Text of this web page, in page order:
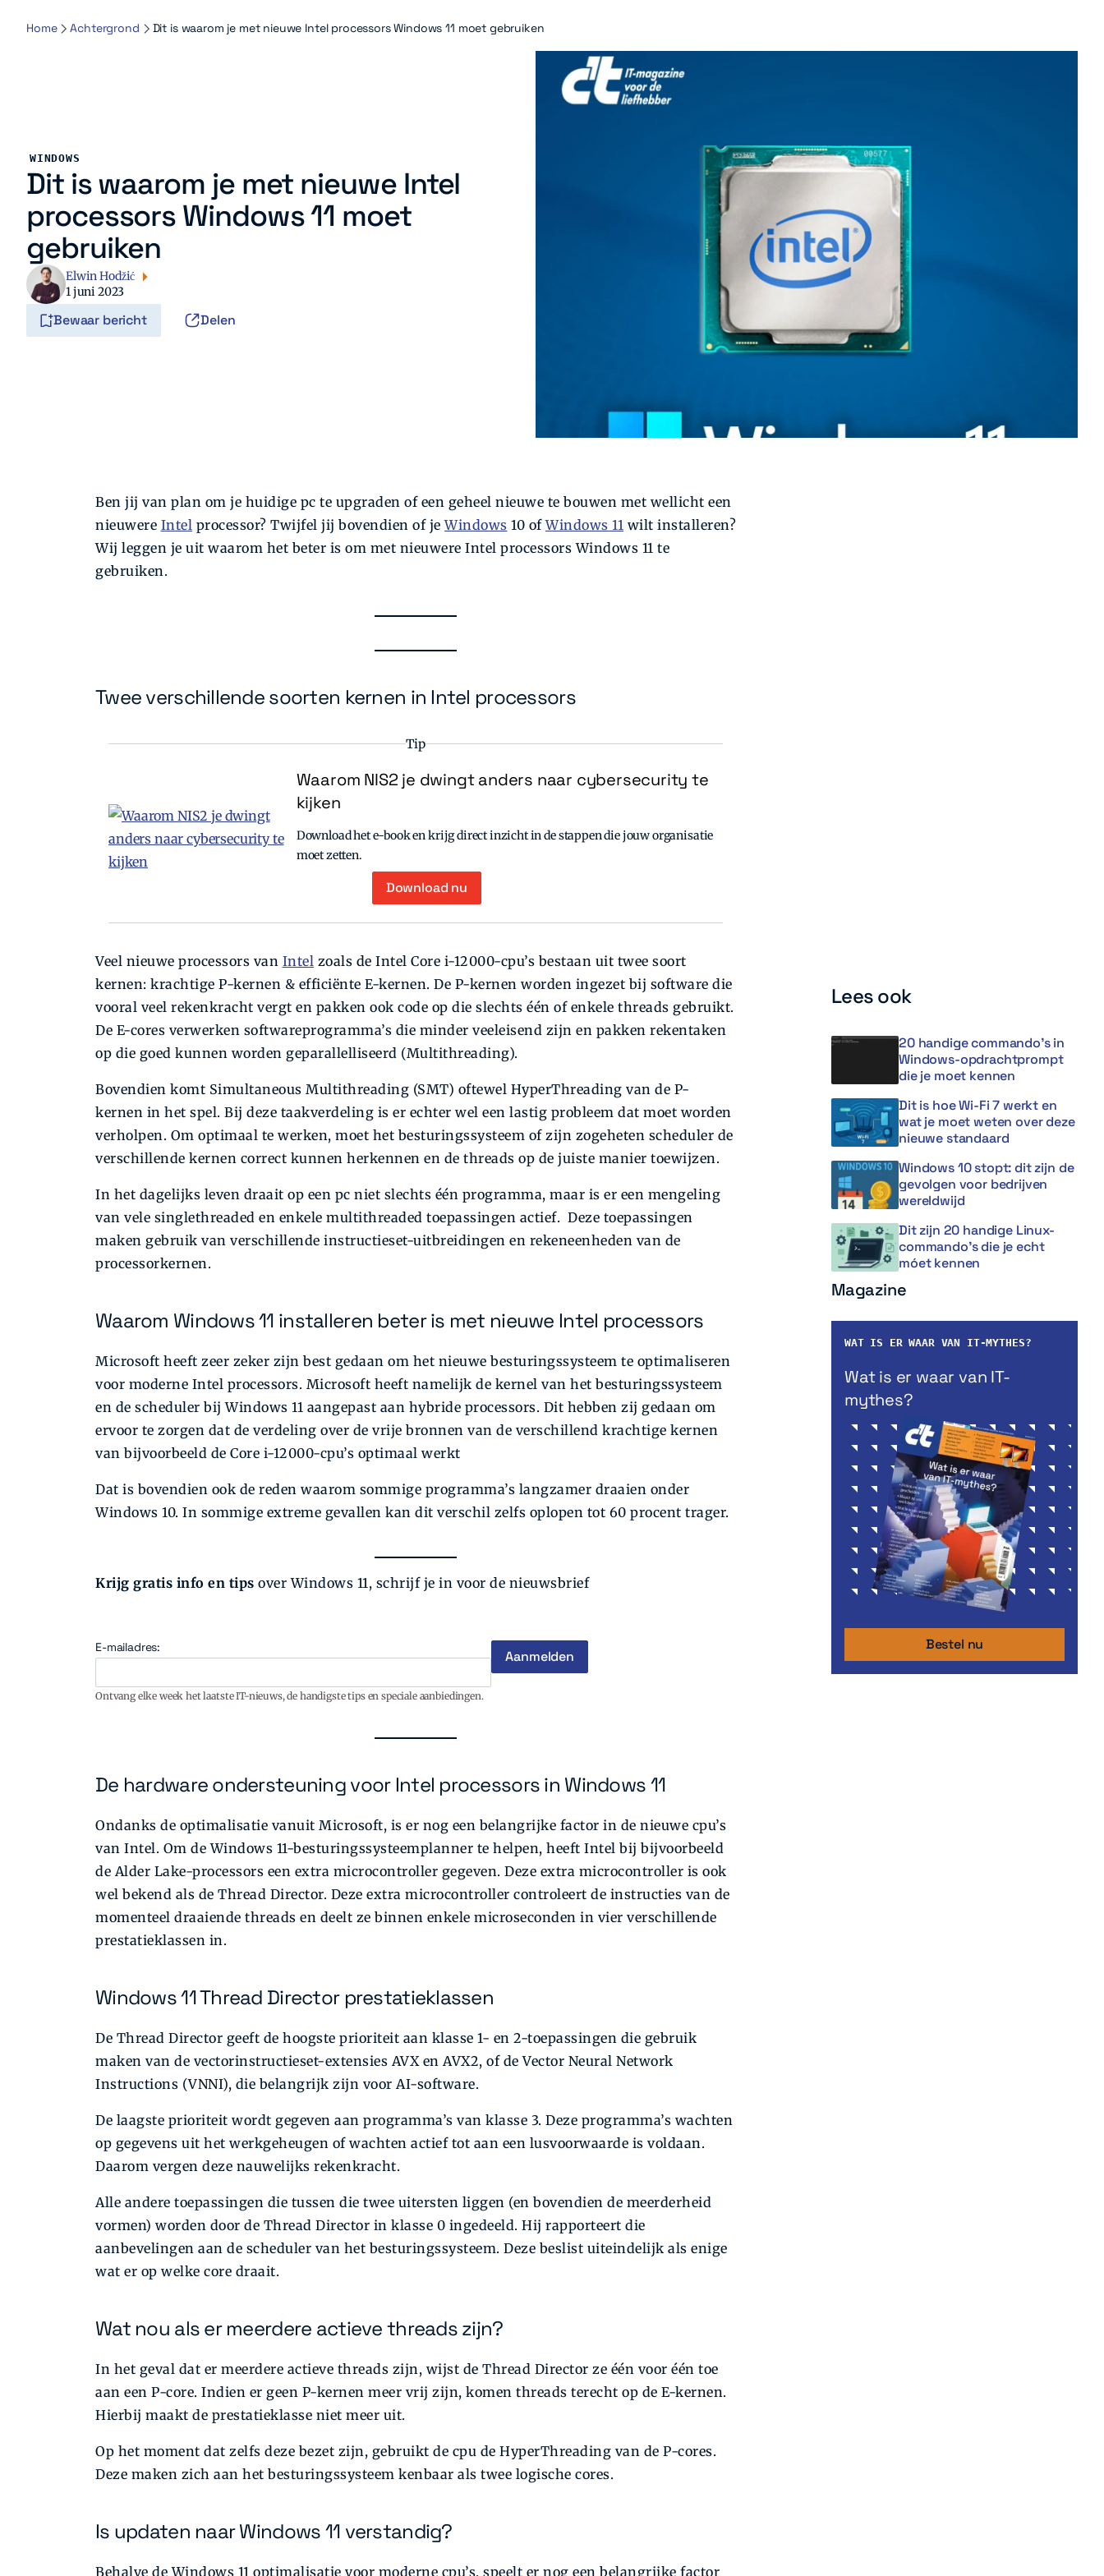
Home Achtergrond Dit is waarom je met nieuwe Intel processors Windows 11 moet gebruiken
WINDOWS
Dit is waarom je met nieuwe Intel
processors Windows 11 moet
gebruiken
Elwin Hodžić
1 juni 2023
Bewaar bericht Delen
Ben jij van plan om je huidige pc te upgraden of een geheel nieuwe te bouwen met wellicht een
nieuwere Intel processor? Twijfel jij bovendien of jeWindows 10 ofWindows 11 wilt installeren?
Wij leggen je uit waarom het beter is om met nieuwere Intel processors Windows 11 te
gebruiken.
Twee verschillende soorten kernen in Intel processors
Tip
Waarom NIS2 je dwingt anders naar cybersecurity te
kijken
Download het e-book en krijg direct inzicht in de stappen die jouw organisatie
moet zetten.
Download nu
Veel nieuwe processors van Intel zoals de Intel Core i-12000-cpu’s bestaan uit twee soort
kernen: krachtige P-kernen & efficiënte E-kernen. De P-kernen worden ingezet bij software die
vooral veel rekenkracht vergt en pakken ook code op die slechts één of enkele threads gebruikt.
De E-cores verwerken softwareprogramma’s die minder veeleisend zijn en pakken rekentaken
op die goed kunnen worden geparallelliseerd (Multithreading).
Bovendien komt Simultaneous Multithreading (SMT) oftewel HyperThreading van de P-
kernen in het spel. Bij deze taakverdeling is er echter wel een lastig probleem dat moet worden
verholpen. Om optimaal te werken, moet het besturingssysteem of zijn zogeheten scheduler de
verschillende kernen correct kunnen herkennen en de threads op de juiste manier toewijzen.
In het dagelijks leven draait op een pc niet slechts één programma, maar is er een mengeling
van vele singlethreaded en enkele multithreaded toepassingen actief. Deze toepassingen
maken gebruik van verschillende instructieset-uitbreidingen en rekeneenheden van de
processorkernen.
Waarom Windows 11 installeren beter is met nieuwe Intel processors
Microsoft heeft zeer zeker zijn best gedaan om het nieuwe besturingssysteem te optimaliseren
voor moderne Intel processors. Microsoft heeft namelijk de kernel van het besturingssysteem
en de scheduler bij Windows 11 aangepast aan hybride processors. Dit hebben zij gedaan om
ervoor te zorgen dat de verdeling over de vrije bronnen van de verschillend krachtige kernen
van bijvoorbeeld de Core i-12000-cpu’s optimaal werkt
Dat is bovendien ook de reden waarom sommige programma’s langzamer draaien onder
Windows 10. In sommige extreme gevallen kan dit verschil zelfs oplopen tot 60 procent trager.
Krijg gratis info en tips over Windows 11, schrijf je in voor de nieuwsbrief
E-mailadres:
Ontvang elke week het laatste IT-nieuws, de handigste tips en speciale aanbiedingen.
De hardware ondersteuning voor Intel processors in Windows 11
Ondanks de optimalisatie vanuit Microsoft, is er nog een belangrijke factor in de nieuwe cpu’s
van Intel. Om de Windows 11-besturingssysteemplanner te helpen, heeft Intel bij bijvoorbeeld
de Alder Lake-processors een extra microcontroller gegeven. Deze extra microcontroller is ook
wel bekend als de Thread Director. Deze extra microcontroller controleert de instructies van de
momenteel draaiende threads en deelt ze binnen enkele microseconden in vier verschillende
prestatieklassen in.
Windows 11 Thread Director prestatieklassen
De Thread Director geeft de hoogste prioriteit aan klasse 1- en 2-toepassingen die gebruik
maken van de vectorinstructieset-extensies AVX en AVX2, of de Vector Neural Network
Instructions (VNNI), die belangrijk zijn voor AI-software.
De laagste prioriteit wordt gegeven aan programma’s van klasse 3. Deze programma’s wachten
op gegevens uit het werkgeheugen of wachten actief tot aan een lusvoorwaarde is voldaan.
Daarom vergen deze nauwelijks rekenkracht.
Alle andere toepassingen die tussen die twee uitersten liggen (en bovendien de meerderheid
vormen) worden door de Thread Director in klasse 0 ingedeeld. Hij rapporteert die
aanbevelingen aan de scheduler van het besturingssysteem. Deze beslist uiteindelijk als enige
wat er op welke core draait.
Wat nou als er meerdere actieve threads zijn?
In het geval dat er meerdere actieve threads zijn, wijst de Thread Director ze één voor één toe
aan een P-core. Indien er geen P-kernen meer vrij zijn, komen threads terecht op de E-kernen.
Hierbij maakt de prestatieklasse niet meer uit.
Op het moment dat zelfs deze bezet zijn, gebruikt de cpu de HyperThreading van de P-cores.
Deze maken zich aan het besturingssysteem kenbaar als twee logische cores.
Is updaten naar Windows 11 verstandig?
Behalve de Windows 11 optimalisatie voor moderne cpu’s, speelt er nog een belangrijke factor
Lees ook
20 handige commando’s in
Windows-opdrachtprompt
die je moet kennen
Dit is hoe Wi-Fi 7 werkt en
wat je moet weten over deze
nieuwe standaard
Windows 10 stopt: dit zijn de
gevolgen voor bedrijven
wereldwijd
Dit zijn 20 handige Linux-
commando’s die je echt
móet kennen
Magazine
WAT IS ER WAAR VAN IT-MYTHES?
Wat is er waar van IT-
mythes?
Bestel nu